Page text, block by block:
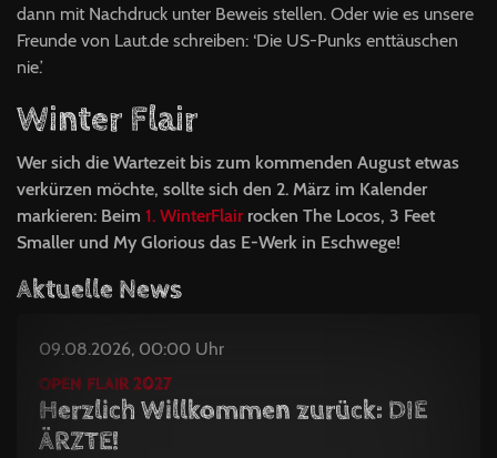
dann mit Nachdruck unter Beweis stellen. Oder wie es unsere
Freunde von Laut.de schreiben: ‘Die US-Punks enttäuschen
nie.’
Winter Flair
Wer sich die Wartezeit bis zum kommenden August etwas
verkürzen möchte, sollte sich den 2. März im Kalender
markieren: Beim 1. WinterFlair rocken The Locos, 3 Feet
Smaller und My Glorious das E-Werk in Eschwege!
Aktuelle News
09.08.2026, 00:00 Uhr
OPEN FLAIR 2027
Herzlich Willkommen zurück: DIE
ÄRZTE!